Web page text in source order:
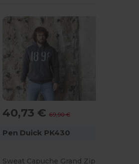
40,73 € 69,90 €
Pen Duick PK430
Sweat Capuche Grand Zip Homme